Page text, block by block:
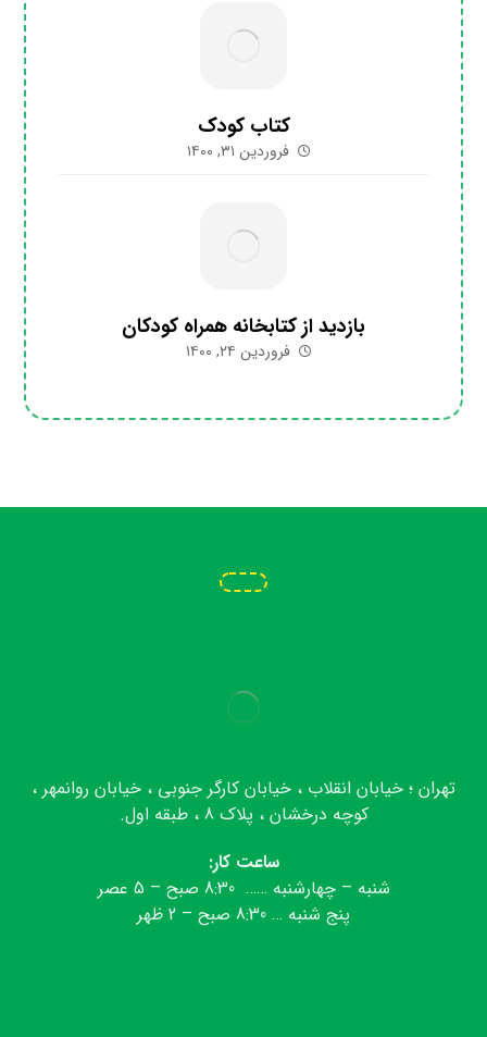
کتاب کودک
فروردین ۳۱, ۱۴۰۰
بازدید از کتابخانه همراه کودکان
فروردین ۲۴, ۱۴۰۰
تهران ؛ خیابان انقلاب ، خیابان کارگر جنوبی ، خیابان روانمهر ،
کوچه درخشان ، پلاک 8 ، طبقه اول.
ساعت کار:
شنبه – چهارشنبه …… 8:30 صبح – 5 عصر
پنج شنبه … 8:30 صبح – 2 ظهر